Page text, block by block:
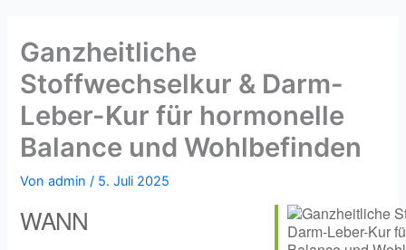
Ganzheitliche
Stoffwechselkur & Darm-
Leber-Kur für hormonelle
Balance und Wohlbefinden
Vonadmin/ 5. Juli 2025
WANN